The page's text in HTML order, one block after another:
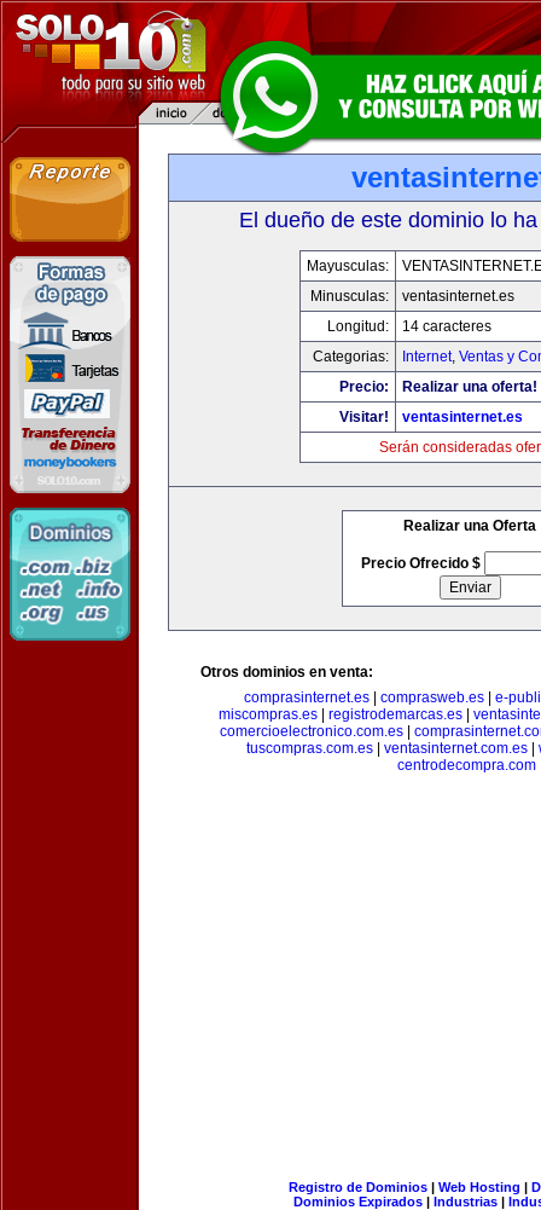
El dueño de este dominio lo
Mayusculas:
Minusculas:
ventasinternet.es
Longitud:
14 caracteres
Categorias:
Internet, Ventas y
Precio:
Realizar una oferta!
Visitar!
ventasinternet.es
Serán consideradas
Realizar una Oferta
Precio Ofrecido $
Otros dominios en venta:
comprasinternet.es
comprasweb.es
e-
miscompras.es
registrodemarcas.es
comercioelectronico.com.es
tuscompras.com.es| ventasinternet.com.es|
centrodecompra.com
Registro de Dominios| Web Hosting |
Dominios Expirados | Industrias |